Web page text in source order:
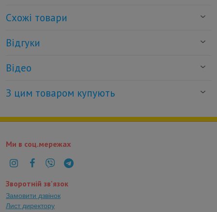
Схожі товари
Відгуки
Відео
З цим товаром купують
Ми в соц.мережах
Зворотній зв'язок
Замовити дзвінок
Лист директору